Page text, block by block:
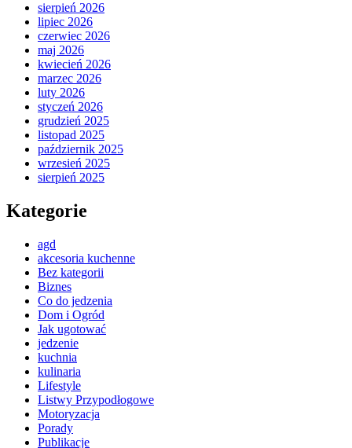
sierpień 2026
lipiec 2026
czerwiec 2026
maj 2026
kwiecień 2026
marzec 2026
luty 2026
styczeń 2026
grudzień 2025
listopad 2025
październik 2025
wrzesień 2025
sierpień 2025
Kategorie
agd
akcesoria kuchenne
Bez kategorii
Biznes
Co do jedzenia
Dom i Ogród
Jak ugotować
jedzenie
kuchnia
kulinaria
Lifestyle
Listwy Przypodłogowe
Motoryzacja
Porady
Publikacje